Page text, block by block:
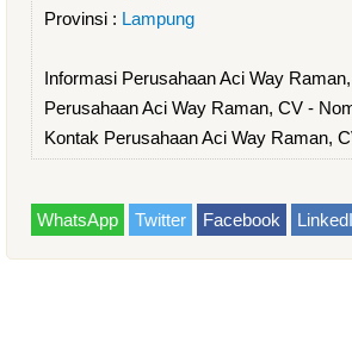
Provinsi : Lampung
Informasi Perusahaan Aci Way
Perusahaan Aci Way Raman, CV -
Kontak Perusahaan Aci Way Raman,
WhatsApp Twitter Facebook